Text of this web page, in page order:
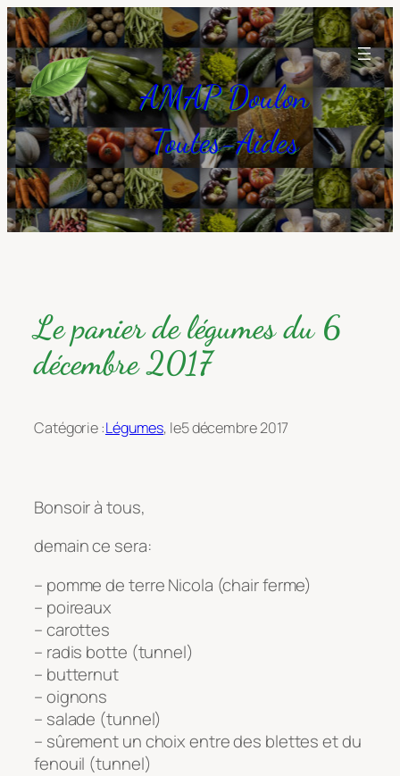
Aller
au
contenu
AMAP Doulon
Toutes-Aides
Le panier de légumes du 6
décembre 2017
Catégorie :Légumes, le5 décembre 2017
Bonsoir à tous,
demain ce sera:
– pomme de terre Nicola (chair ferme)
– poireaux
– carottes
– radis botte (tunnel)
– butternut
– oignons
– salade (tunnel)
– sûrement un choix entre des blettes et du
fenouil (tunnel)